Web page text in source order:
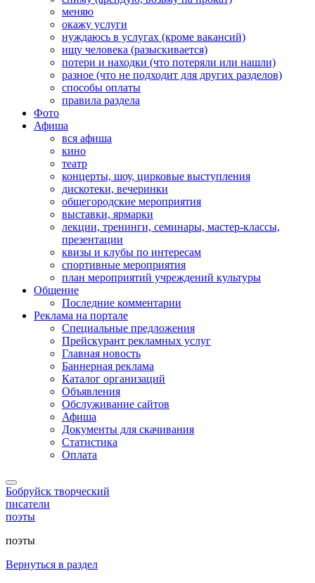
меняю
окажу услуги
нуждаюсь в услугах (кроме вакансий)
ищу человека (разыскивается)
потери и находки (что потеряли или нашли)
разное (что не подходит для других разделов)
способы оплаты
правила раздела
Фото
Афиша
вся афиша
кино
театр
концерты, шоу, цирковые выступления
дискотеки, вечеринки
общегородские мероприятия
выставки, ярмарки
лекции, тренинги, семинары, мастер-классы,
презентации
квизы и клубы по интересам
спортивные мероприятия
план мероприятий учреждений культуры
Общение
Последние комментарии
Реклама на портале
Специальные предложения
Прейскурант рекламных услуг
Главная новость
Баннерная реклама
Каталог организаций
Объявления
Обслуживание сайтов
Афиша
Документы для скачивания
Статистика
Оплата
Бобруйск творческий
писатели
поэты
поэты
Вернуться в раздел